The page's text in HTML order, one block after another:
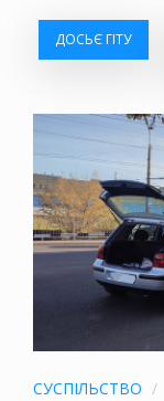
ДОСЬЄ ГІТУ
СУСПІЛЬСТВО